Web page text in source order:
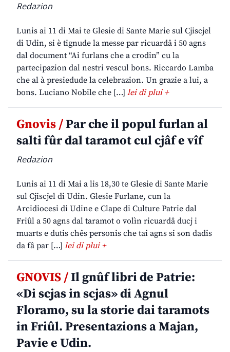
Redazion
Lunis ai 11 di Mai te Glesie di Sante Marie sul Cjiscjel
di Udin, si è tignude la messe par ricuardâ i 50 agns
dal document “Ai furlans che a crodin” cu la
partecipazion dal nestri vescul bons. Riccardo Lamba
che al à presiedude la celebrazion. Un grazie a lui, a
bons. Luciano Nobile che […] lei di plui +
Gnovis /Par che il popul furlan al
salti fûr dal taramot cul cjâf e vîf
Redazion
Lunis ai 11 di Mai a lis 18,30 te Glesie di Sante Marie
sul Cjiscjel di Udin. Glesie Furlane, cun la
Arcidiocesi di Udine e Clape di Culture Patrie dal
Friûl a 50 agns dal taramot o volìn ricuardâ ducj i
muarts e dutis chês personis che tai agns si son dadis
da fâ par […] lei di plui +
GNOVIS /Il gnûf libri de Patrie:
«Di scjas in scjas» di Agnul
Floramo, su la storie dai taramots
in Friûl. Presentazions a Majan,
Pavie e Udin.